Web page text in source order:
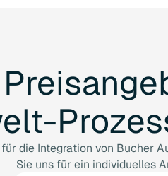
die Integration von Bucher
Sie uns für ein individuelles